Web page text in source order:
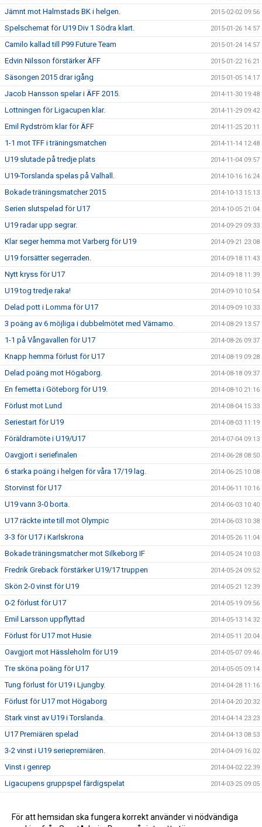
Jämnt mot Halmstads BK i helgen. 2015-02-02 09:56
Spelschemat för U19 Div 1 Södra klart. 2015-01-26 14:57
Camilo kallad till P99 Future Team 2015-01-24 14:57
Edvin Nilsson förstärker ÄFF 2015-01-22 16:21
Säsongen 2015 drar igång 2015-01-05 14:17
Jacob Hansson spelar i ÄFF 2015. 2014-11-30 19:48
Lottningen för Ligacupen klar. 2014-11-29 09:42
Emil Rydström klar för ÄFF 2014-11-25 20:11
1-1 mot TFF i träningsmatchen 2014-11-14 12:48
U19 slutade på tredje plats 2014-11-04 09:57
U19-Torslanda spelas på Valhall. 2014-10-16 16:24
Bokade träningsmatcher 2015 2014-10-13 15:13
Serien slutspelad för U17 2014-10-05 21:04
U19 radar upp segrar. 2014-09-29 09:33
Klar seger hemma mot Varberg för U19 2014-09-21 23:08
U19 forsätter segerraden. 2014-09-18 11:43
Nytt kryss för U17 2014-09-18 11:39
U19 tog tredje raka! 2014-09-10 10:54
Delad pott i Lomma för U17 2014-09-09 10:33
3 poäng av 6 möjliga i dubbelmötet med Värnamo. 2014-08-29 13:57
1-1 på Vångavallen för U17 2014-08-26 09:37
Knapp hemma förlust för U17 2014-08-19 09:28
Delad poäng mot Högaborg. 2014-08-18 09:37
En femetta i Göteborg för U19. 2014-08-10 21:16
Förlust mot Lund 2014-08-04 15:33
Seriestart för U19 2014-08-03 11:19
Föräldramöte i U19/U17 2014-07-04 09:13
Oavgjort i seriefinalen 2014-06-28 08:50
6 starka poäng i helgen för våra 17/19 lag. 2014-06-25 10:08
Storvinst för U17 2014-06-11 10:16
U19 vann 3-0 borta. 2014-06-03 10:40
U17 räckte inte till mot Olympic 2014-06-03 10:38
3-3 för U17 i Karlskrona 2014-05-26 11:04
Bokade träningsmatcher mot Silkeborg IF 2014-05-24 10:03
Fredrik Greback förstärker U19/17 truppen 2014-05-24 09:52
Skön 2-0 vinst för U19 2014-05-21 12:39
0-2 förlust för U17 2014-05-19 09:56
Emil Larsson uppflyttad 2014-05-13 14:32
Förlust för U17 mot Husie 2014-05-11 20:04
Oavgjort mot Hässleholm för U19 2014-05-07 09:46
Tre sköna poäng för U17 2014-05-05 09:14
Tung förlust för U19 i Ljungby. 2014-04-28 11:16
Förlust för U17 mot Högaborg 2014-04-20 20:32
Stark vinst av U19 i Torslanda. 2014-04-14 23:23
U17 Premiären spelad 2014-04-13 08:53
3-2 vinst i U19 seriepremiären. 2014-04-09 16:02
Vinst i genrep 2014-04-02 22:39
Ligacupens gruppspel färdigspelat 2014-03-25 09:05
Förlust i första träningsmatcherna 2014-02-17 15:00
För att hemsidan ska fungera korrekt använder vi nödvändiga